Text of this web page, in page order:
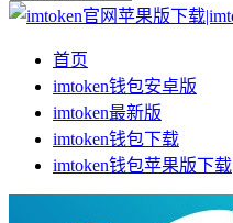
首页
imtoken钱包安卓版
imtoken最新版
imtoken钱包下载
imtoken钱包苹果版下载